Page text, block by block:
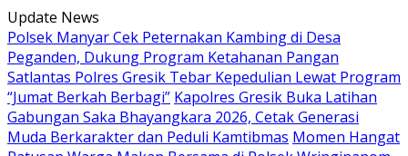
Langsung
ke
konten
Update News
Polsek Manyar Cek Peternakan Kambing di Desa
Peganden, Dukung Program Ketahanan Pangan
Satlantas Polres Gresik Tebar Kepedulian Lewat Program
“Jumat Berkah Berbagi” Kapolres Gresik Buka Latihan
Gabungan Saka Bhayangkara 2026, Cetak Generasi
Muda Berkarakter dan Peduli Kamtibmas Momen Hangat